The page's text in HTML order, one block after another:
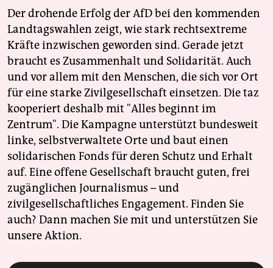
Der drohende Erfolg der AfD bei den kommenden
Landtagswahlen zeigt, wie stark rechtsextreme
Kräfte inzwischen geworden sind. Gerade jetzt
braucht es Zusammenhalt und Solidarität. Auch
und vor allem mit den Menschen, die sich vor Ort
für eine starke Zivilgesellschaft einsetzen. Die taz
kooperiert deshalb mit "Alles beginnt im
Zentrum". Die Kampagne unterstützt bundesweit
linke, selbstverwaltete Orte und baut einen
solidarischen Fonds für deren Schutz und Erhalt
auf. Eine offene Gesellschaft braucht guten, frei
zugänglichen Journalismus – und
zivilgesellschaftliches Engagement. Finden Sie
auch? Dann machen Sie mit und unterstützen Sie
unsere Aktion.